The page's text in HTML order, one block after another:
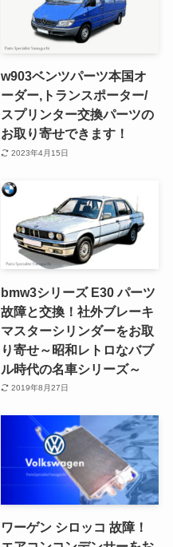
w903ベンツパーツ本国オ
ーダー,トランスポーター/
スプリンター交換パーツの
お取り寄せできます！
2023年4月15日
bmw3シリーズ E30 パーツ
故障と交換！社外ブレーキ
マスターシリンダーをお取
り寄せ～昭和レトロなバブ
ル時代の名車シリーズ～
2019年8月27日
ワーゲン シロッコ 故障！